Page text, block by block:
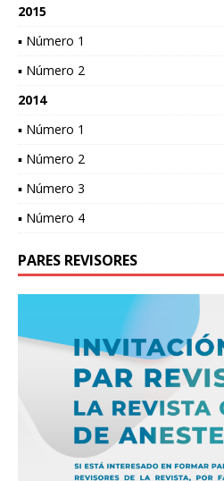
2015
▪ Número 1
▪ Número 2
2014
▪ Número 1
▪ Número 2
▪ Número 3
▪ Número 4
PARES REVISORES